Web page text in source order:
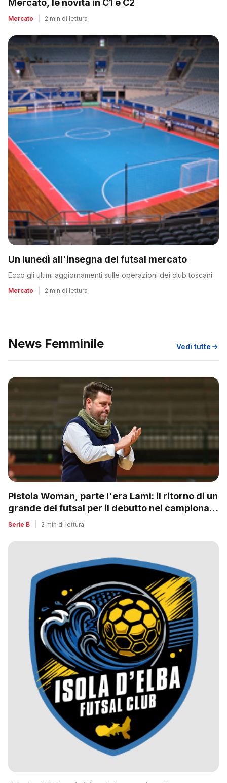
Mercato, le novità in C1 e C2
Mercato 2 min di lettura
Un lunedì all'insegna del futsal mercato
Ecco gli ultimi aggiornamenti sulle operazioni dei club toscani
Mercato 2 min di lettura
News Femminile Vedi tutte
Pistoia Woman, parte l'era Lami: il ritorno di un
grande del futsal per il debutto nei campionati
nazionali
Serie B 2 min di lettura